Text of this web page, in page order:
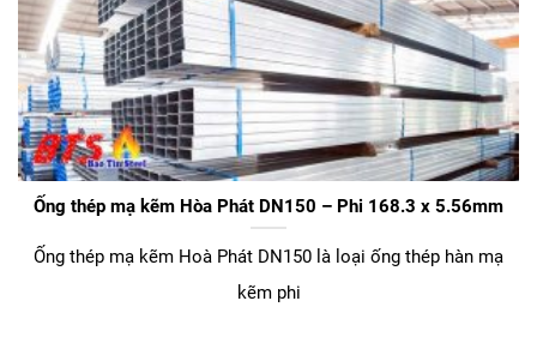
Ống thép mạ kẽm Hòa Phát DN150 – Phi 168.3 x 5.56mm
Ống thép mạ kẽm Hoà Phát DN150 là loại ống thép hàn mạ
kẽm phi